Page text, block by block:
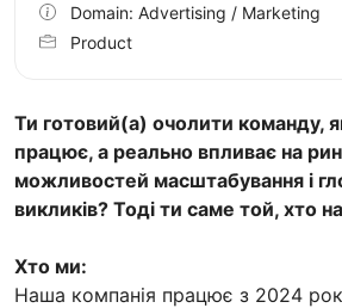
Ти готовий(а) очолити команду,
працює, а реально впливає на
можливостей масштабування і
викликів? Тоді ти саме той, хто
Хто ми:
Наша компанія працює з 2024
Domain: Advertising / Marketing
Product